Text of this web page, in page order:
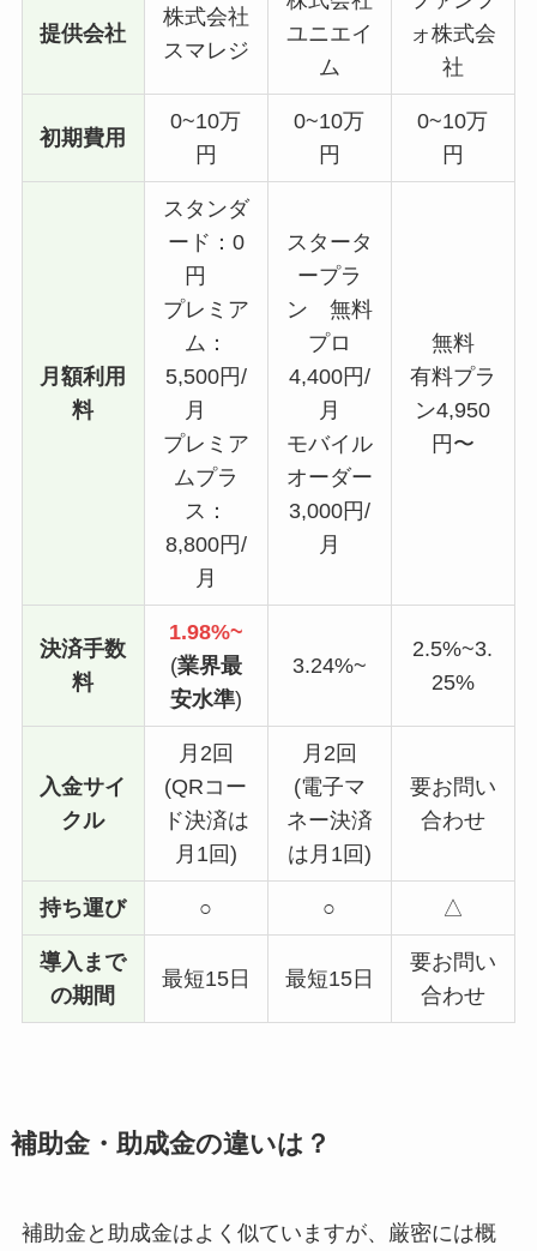
提供会社
株式会社
スマレジ
ユニエイ
ム
ォ株式会
社
初期費用
0~10万
円
0~10万
円
0~10万
円
月額利用
料
スタンダ
ード：0
円
プレミア
ム：
5,500円/
月
プレミア
ムプラ
ス：
8,800円/
月
スタータ
ープラ
ン 無料
プロ
4,400円/
月
モバイル
オーダー
3,000円/
月
無料
有料プラ
ン4,950
円〜
決済手数
料
1.98%~
(業界最
安水準)
3.24%~
2.5%~3.
25%
入金サイ
クル
月2回
(QRコー
ド決済は
月1回)
月2回
(電子マ
ネー決済
は月1回)
要お問い
合わせ
持ち運び ○ ○ △
導入まで
の期間
最短15日 最短15日
要お問い
合わせ
補助金・助成金の違いは？
補助金と助成金はよく似ていますが、厳密には概